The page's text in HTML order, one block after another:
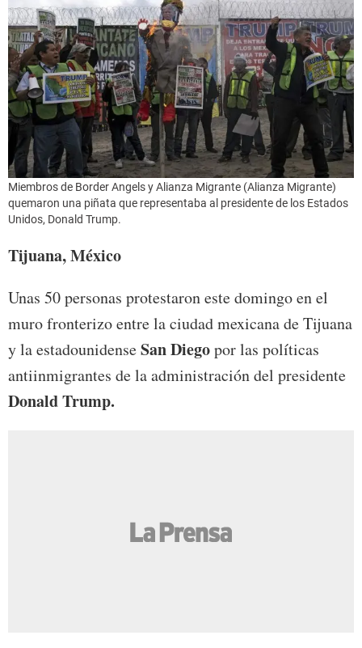
Miembros de Border Angels y Alianza Migrante (Alianza Migrante)
quemaron una piñata que representaba al presidente de los Estados
Unidos, Donald Trump.
Tijuana, México
Unas 50 personas protestaron este domingo en el
muro fronterizo entre la ciudad mexicana de Tijuana
y la estadounidenseSan Diegopor las políticas
antiinmigrantes de la administración del presidente
Donald Trump.